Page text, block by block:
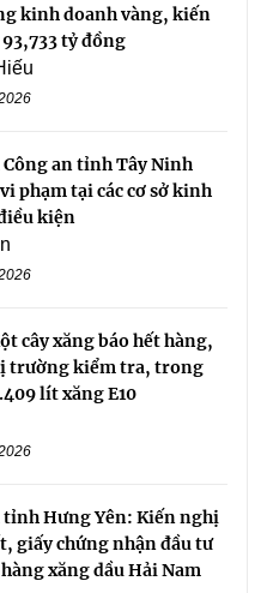
kinh doanh vàng, kiến
tỷ đồng
an tỉnh Tây Ninh
phạm tại các cơ sở kinh
kiện
cây xăng báo hết hàng,
trường kiểm tra, trong
lít xăng E10
Hưng Yên: Kiến nghị
giấy chứng nhận đầu tư
xăng dầu Hải Nam